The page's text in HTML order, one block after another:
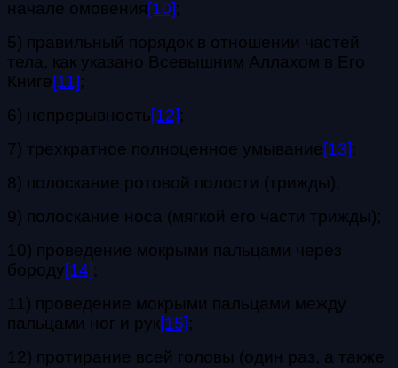
начале омовения[10];
5) правильный порядок в отношении частей
тела, как указано Всевышним Аллахом в Его
Книге[11];
6) непрерывность[12];
7) трехкратное полноценное умывание[13];
8) полоскание ротовой полости (трижды);
9) полоскание носа (мягкой его части трижды);
10) проведение мокрыми пальцами через
бороду[14];
11) проведение мокрыми пальцами между
пальцами ног и рук[15];
12) протирание всей головы (один раз, а также